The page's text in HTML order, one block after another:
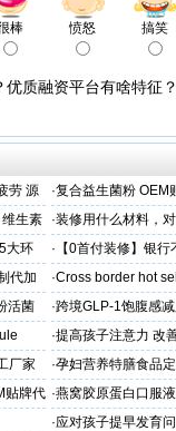
棒 愤怒 搞笑
优质融资平台有啥特征
劳 源
·复合益生菌粉 OEM
业制造商
生素
·装修用什么材料，
大环
· 【0首付装修】银
贷，月供少还30%！
代加
·Cross border hot
活菌
·跨境GLP-1饱腹感
·提高孩子注意力 改
厂家 ·孕妇营养特膳食品
工厂
贴牌代 ·燕窝胶原蛋白口服
牌
·应对孩子提早发育